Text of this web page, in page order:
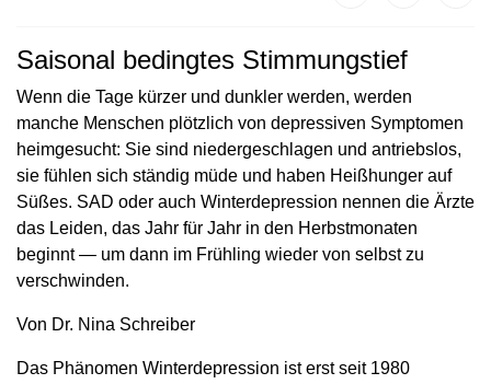
Saisonal bedingtes Stimmungstief
Wenn die Tage kürzer und dunkler werden, werden
manche Menschen plötzlich von depressiven Symptomen
heimgesucht: Sie sind niedergeschlagen und antriebslos,
sie fühlen sich ständig müde und haben Heißhunger auf
Süßes. SAD oder auch Winterdepression nennen die Ärzte
das Leiden, das Jahr für Jahr in den Herbstmonaten
beginnt — um dann im Frühling wieder von selbst zu
verschwinden.
Von Dr. Nina Schreiber
Das Phänomen Winterdepression ist erst seit 1980